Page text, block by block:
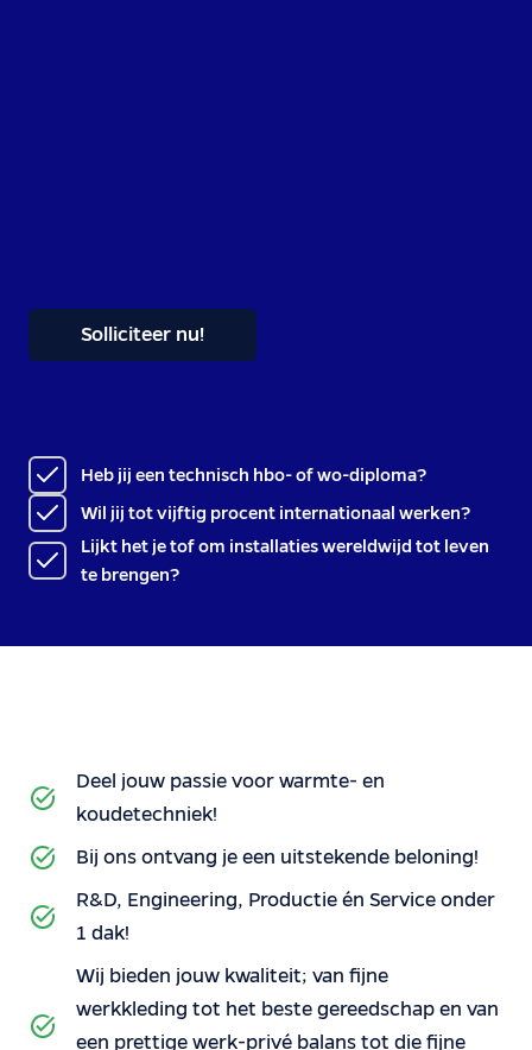
Solliciteer nu!
Heb jij een technisch hbo- of wo-diploma?
Wil jij tot vijftig procent internationaal werken?
Lijkt het je tof om installaties wereldwijd tot leven
te brengen?
Deel jouw passie voor warmte- en
koudetechniek!
Bij ons ontvang je een uitstekende beloning!
R&D, Engineering, Productie én Service onder
1 dak!
Wij bieden jouw kwaliteit; van fijne
werkkleding tot het beste gereedschap en van
een prettige werk-privé balans tot die fijne